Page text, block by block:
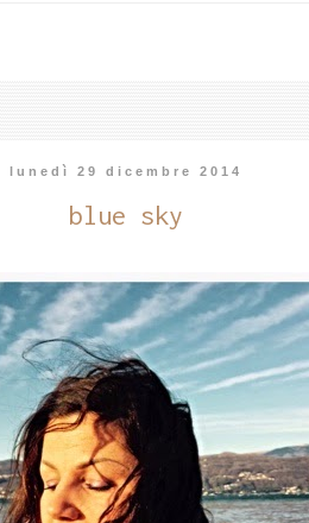
lunedì 29 dicembre 2014
blue sky